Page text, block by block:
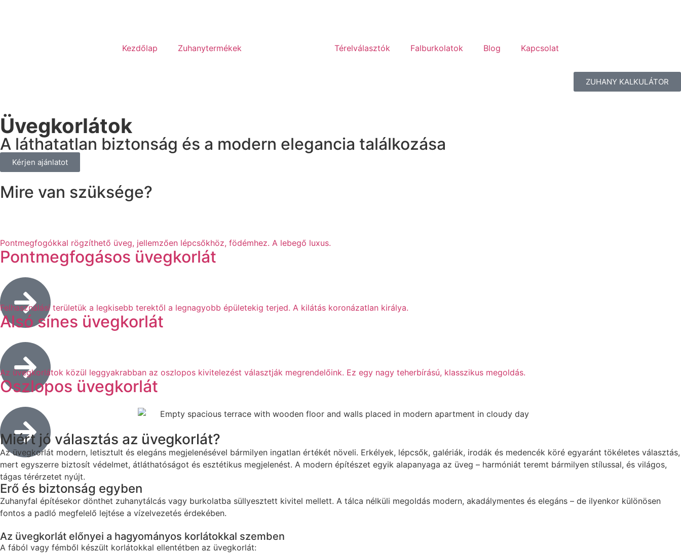
Kezdőlap Zuhanytermékek Térelválasztók Falburkolatok Blog Kapcsolat
ZUHANY KALKULÁTOR
Üvegkorlátok
A láthatatlan biztonság és a modern elegancia találkozása
Kérjen ajánlatot
Mire van szüksége?
Pontmegfogókkal rögzíthető üveg, jellemzően lépcsőkhöz, födémhez. A lebegő luxus.
Pontmegfogásos üvegkorlát
Felhasználási területük a legkisebb terektől a legnagyobb épületekig terjed. A kilátás koronázatlan királya.
Alsó sínes üvegkorlát
Az üvegkorlátok közül leggyakrabban az oszlopos kivitelezést választják megrendelőink. Ez egy nagy teherbírású, klasszikus megoldás.
Oszlopos üvegkorlát
Miért jó választás az üvegkorlát?
Az üvegkorlát modern, letisztult és elegáns megjelenésével bármilyen ingatlan értékét növeli. Erkélyek, lépcsők, galériák, irodák és medencék köré egyaránt tökéletes választás,
mert egyszerre biztosít védelmet, átláthatóságot és esztétikus megjelenést. A modern építészet egyik alapanyaga az üveg – harmóniát teremt bármilyen stílussal, és világos,
tágas térérzetet nyújt.
Erő és biztonság egyben
Zuhanyfal építésekor dönthet zuhanytálcás vagy burkolatba süllyesztett kivitel mellett. A tálca nélküli megoldás modern, akadálymentes és elegáns – de ilyenkor különösen
fontos a padló megfelelő lejtése a vízelvezetés érdekében.
Az üvegkorlát előnyei a hagyományos korlátokkal szemben
A fából vagy fémből készült korlátokkal ellentétben az üvegkorlát: